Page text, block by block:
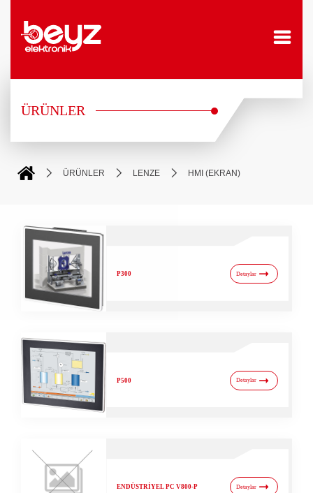
ÜRÜNLER
ÜRÜNLER LENZE HMI (EKRAN)
P300 Detaylar
P500 Detaylar
ENDÜSTRİYEL PC V800-P Detaylar